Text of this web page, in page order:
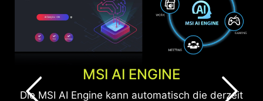
MSI AI ENGINE
Die MSI AI Engine kann automatisch die derzeit